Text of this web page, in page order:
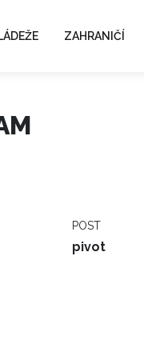
ZAHRANIČÍ
POST
pivot